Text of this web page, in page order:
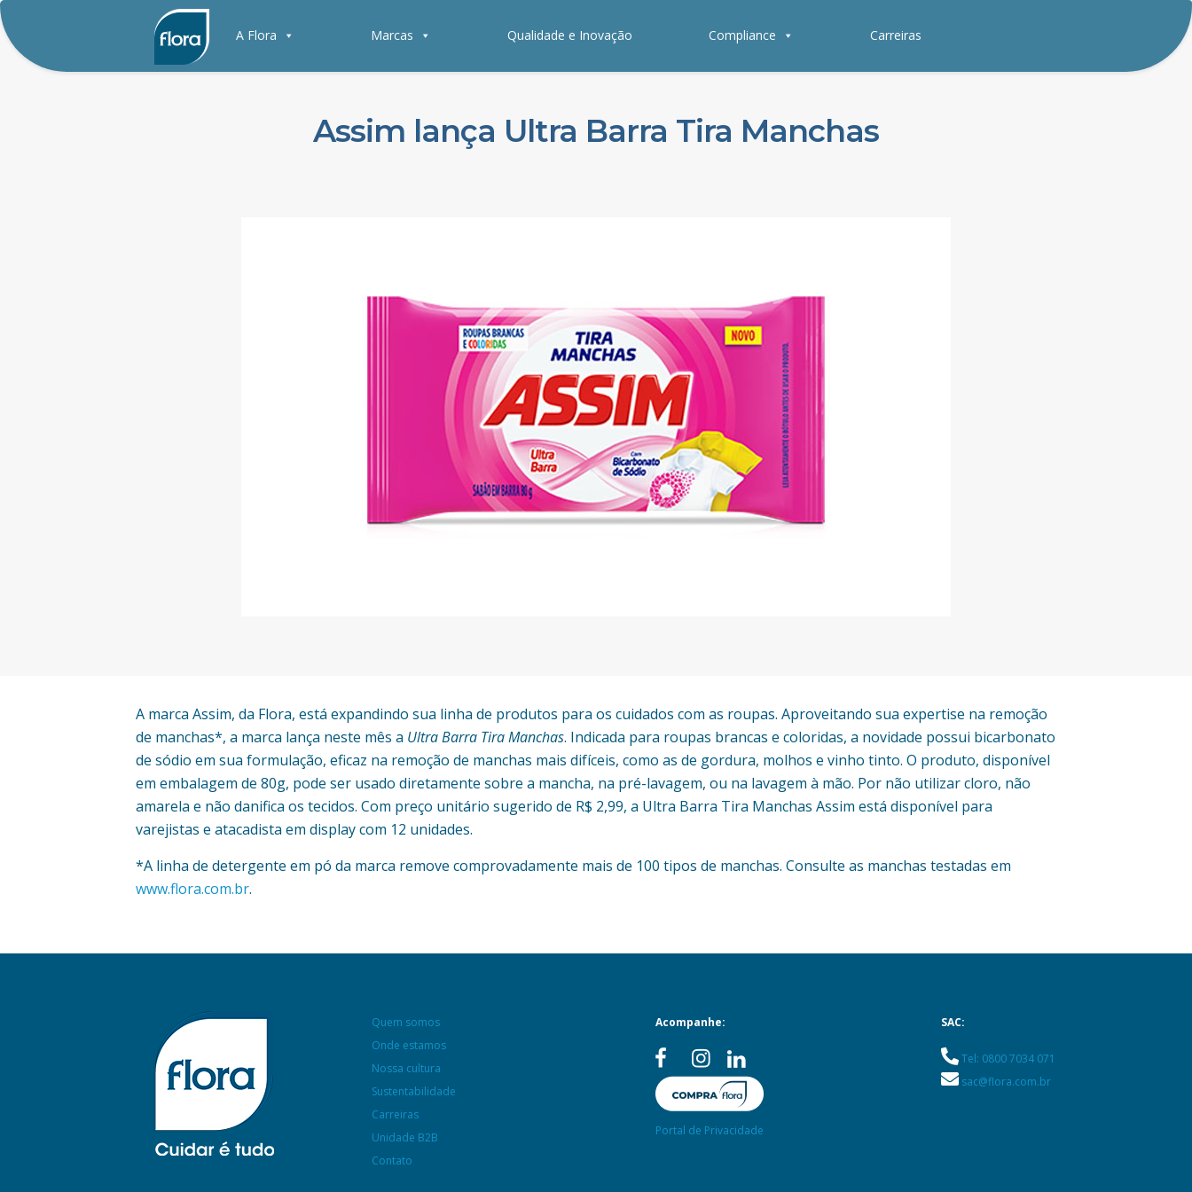
A Flora Marcas Qualidade e Inovação Compliance Carreiras
Assim lança Ultra Barra Tira Manchas
A marca Assim, da Flora, está expandindo sua linha de produtos para os cuidados com as roupas. Aproveitando sua expertise na remoção
de manchas*, a marca lança neste mês a Ultra Barra Tira Manchas. Indicada para roupas brancas e coloridas, a novidade possui bicarbonato
de sódio em sua formulação, eficaz na remoção de manchas mais difíceis, como as de gordura, molhos e vinho tinto. O produto, disponível
em embalagem de 80g, pode ser usado diretamente sobre a mancha, na pré-lavagem, ou na lavagem à mão. Por não utilizar cloro, não
amarela e não danifica os tecidos. Com preço unitário sugerido de R$ 2,99, a Ultra Barra Tira Manchas Assim está disponível para
varejistas e atacadista em display com 12 unidades.
*A linha de detergente em pó da marca remove comprovadamente mais de 100 tipos de manchas. Consulte as manchas testadas em
www.flora.com.br.
Quem somos
Onde estamos
Nossa cultura
Sustentabilidade
Carreiras
Unidade B2B
Contato
Acompanhe:
Portal de Privacidade
SAC:
Tel: 0800 7034 071
sac@flora.com.br